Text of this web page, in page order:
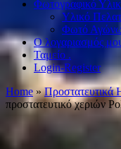
Φωτογραφικό
Υλικό
Φωτό
Ο λογαριασμός
Ταμείο .
Login-Register
Home »
προστατευτικό